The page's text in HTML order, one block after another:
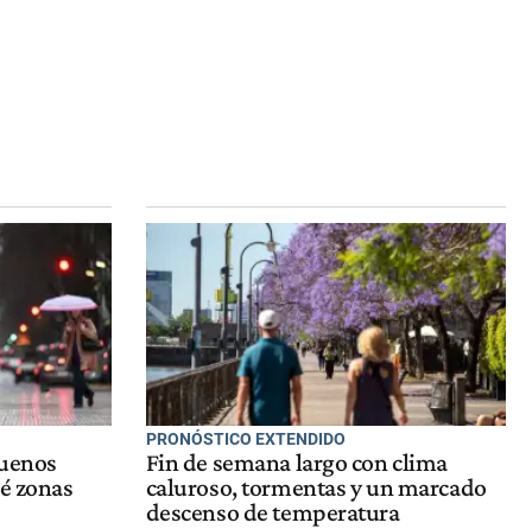
zonas
PRONÓSTICO EXTENDIDO
Fin de semana largo con clima
caluroso, tormentas y un marcado
descenso de temperatura